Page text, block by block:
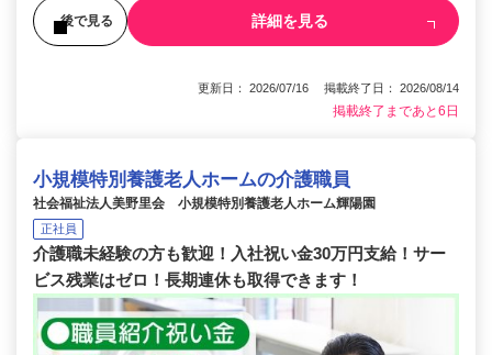
後で見る 詳細を見る
更新日： 2026/07/16 掲載終了日： 2026/08/14
掲載終了まであと6日
小規模特別養護老人ホームの介護職員
社会福祉法人美野里会 小規模特別養護老人ホーム輝陽園
正社員
介護職未経験の方も歓迎！入社祝い金30万円支給！サー
ビス残業はゼロ！長期連休も取得できます！